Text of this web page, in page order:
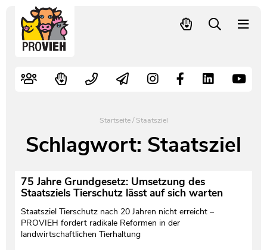
Schnellwahl
Startseite/Staatsziel
Schlagwort: Staatsziel
75 Jahre Grundgesetz: Umsetzung des
Staatsziels Tierschutz lässt auf sich warten
Staatsziel Tierschutz nach 20 Jahren nicht erreicht –
PROVIEH fordert radikale Reformen in der
landwirtschaftlichen Tierhaltung
Nutztiere
Alte Nutztierrassen
Video- und Audiothek
Kampagnen
Fachliche Arbeit
Verbraucherinfos
Mitglied werden – langfristig helfen
Spenden
Freiwille Beitragserhöhung
Aktiv werden
Shop
Kontakt
Leitbild
Team
Satzung
Jahresberichte
Pressekontakt
Newsletter
Pressespiegel
Pressematerial
PROVIEH in Zahlen